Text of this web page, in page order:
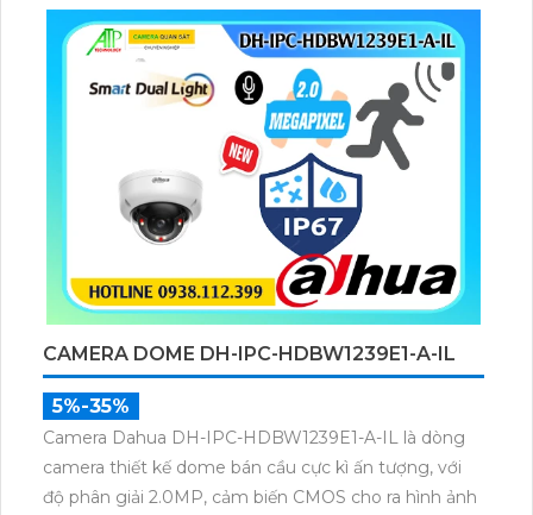
CAMERA DOME DH-IPC-HDBW1239E1-A-IL
5%-35%
Camera Dahua DH-IPC-HDBW1239E1-A-IL là dòng
camera thiết kế dome bán cầu cực kì ấn tượng, với
độ phân giải 2.0MP, cảm biến CMOS cho ra hình ảnh